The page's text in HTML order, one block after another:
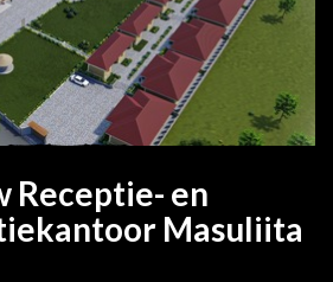
Receptie- en
Masuliita